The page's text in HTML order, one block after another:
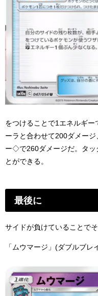
をつけることで1エネルギ
ーラと合わせて200ダメー
ー◇で260ダメージだ。タッ
とができる。
最後に
サイドが負けていることで
「ムウマージ」(ダブルブレ